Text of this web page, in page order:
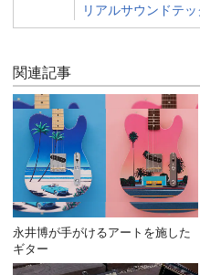
リアルサウンドテ
関連記事
永井博が手がけるアートを施した
ギター